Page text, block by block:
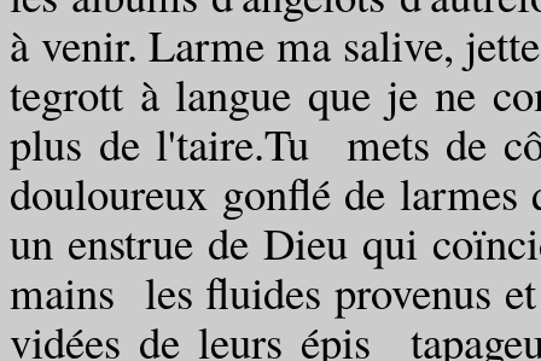
à venir. Larme ma salive,
tegrott à langue que je ne
plus de l'taire.Tu mets de
douloureux gonflé de
un enstrue de Dieu qui
mains les fluides provenus
vidées de leurs épis